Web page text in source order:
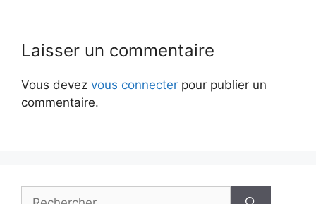
Laisser un commentaire
Vous devez vous connecter pour publier un
commentaire.